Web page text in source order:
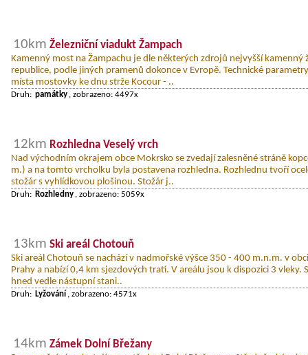
10km Železniční viadukt Žampach
Kamenný most na Žampachu je dle některých zdrojů nejvyšší kamenný
republice, podle jiných pramenů dokonce v Evropě. Technické
místa mostovky ke dnu strže Kocour - ..
Druh: památky , zobrazeno: 4497x
12km Rozhledna Veselý vrch
Nad východním okrajem obce Mokrsko se zvedají zalesněné stráně
m.) a na tomto vrcholku byla postavena rozhledna. Rozhlednu tvoří
stožár s vyhlídkovou plošinou. Stožár j..
Druh: Rozhledny , zobrazeno: 5059x
13km Ski areál Chotouň
Ski areál Chotouň se nachází v nadmořské výšce 350 - 400 m.n.m. v
Prahy a nabízí 0,4 km sjezdových tratí. V areálu jsou k dispozici 3 vleky.
hned vedle nástupní stani..
Druh: Lyžování , zobrazeno: 4571x
14km Zámek Dolní Břežany